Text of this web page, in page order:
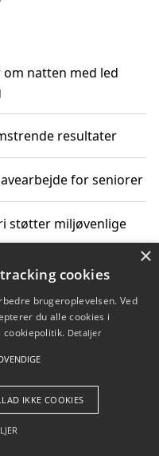
natten med led
resultater
for seniorer
støtter miljøvenlige
og naturen
Aps
Betingelser
×
cookies
brugeroplevelsen. Ved
du alle cookies i
cookiepolitik. Detaljer
IKKE COOKIES